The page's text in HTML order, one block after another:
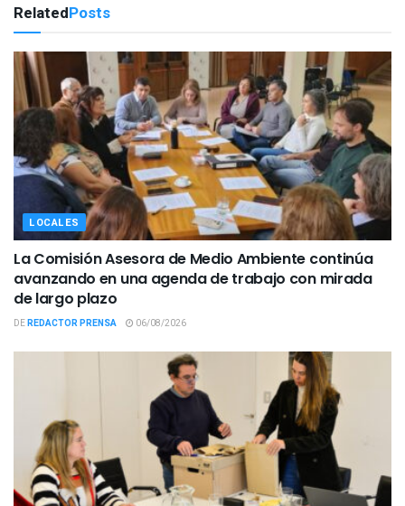
RelatedPosts
LOCALES
La Comisión Asesora de Medio Ambiente continúa
avanzando en una agenda de trabajo con mirada
de largo plazo
DEREDACTOR PRENSA 06/08/2026